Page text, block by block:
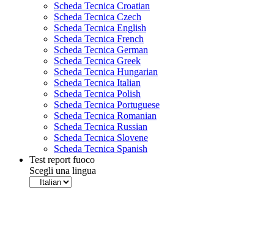
Scheda Tecnica Croatian
Scheda Tecnica Czech
Scheda Tecnica English
Scheda Tecnica French
Scheda Tecnica German
Scheda Tecnica Greek
Scheda Tecnica Hungarian
Scheda Tecnica Italian
Scheda Tecnica Polish
Scheda Tecnica Portuguese
Scheda Tecnica Romanian
Scheda Tecnica Russian
Scheda Tecnica Slovene
Scheda Tecnica Spanish
Test report fuoco
Scegli una lingua